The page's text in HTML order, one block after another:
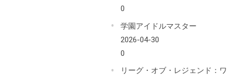
0
学園アイドルマスター
2026-04-30
0
リーグ・オブ・レジェンド：